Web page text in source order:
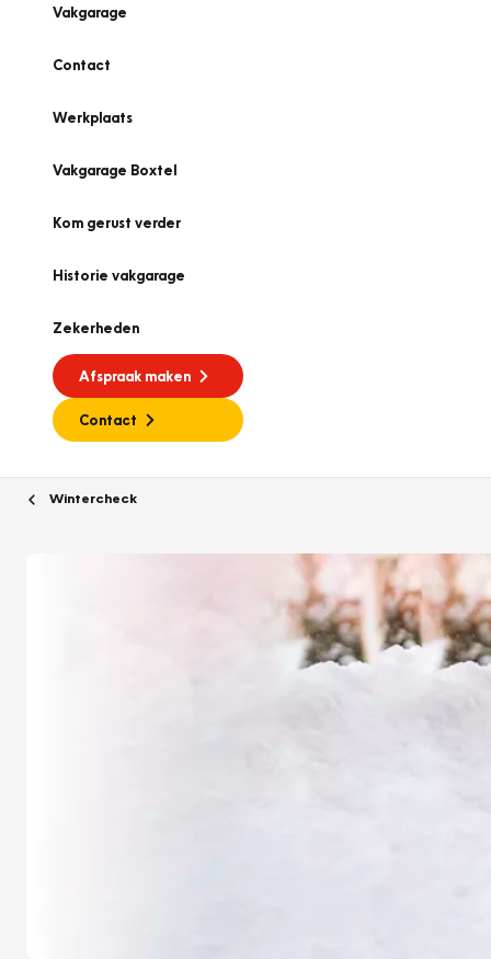
Vakgarage
Contact
Werkplaats
Vakgarage Boxtel
Kom gerust verder
Historie vakgarage
Zekerheden
Afspraak maken
Contact
Wintercheck